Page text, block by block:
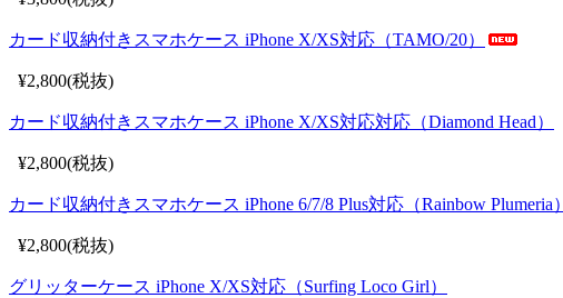
カード収納付きスマホケース iPhone X/XS対応（TAMO/20）
¥2,800(税抜)
カード収納付きスマホケース iPhone X/XS対応対応（Diamond Head）
¥2,800(税抜)
カード収納付きスマホケース iPhone 6/7/8 Plus対応（Rainbow Plumeria）
¥2,800(税抜)
グリッターケース iPhone X/XS対応（Surfing Loco Girl）